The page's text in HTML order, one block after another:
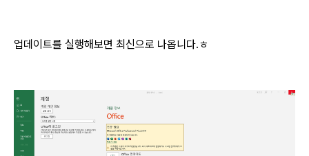
업데이트를 실행해보면 최신으로 나옵니다.ㅎ